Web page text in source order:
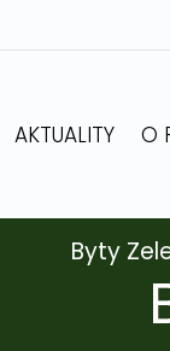
AKTUALITY O
Byty